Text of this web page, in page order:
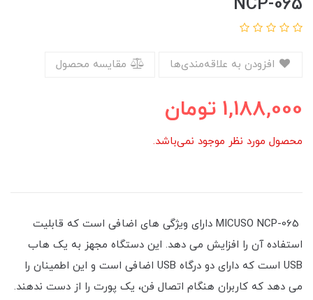
مقایسه محصول
1,188,000 تومان
محصول مورد نظر موجود نمی‌باشد.
MICUSO NCP-065 دارای ویژگی های اضافی است که قابلیت
استفاده آن را افزایش می دهد. این دستگاه مجهز به یک هاب
USB است که دارای دو درگاه USB اضافی است و این اطمینان را
می دهد که کاربران هنگام اتصال فن، یک پورت را از دست ندهند.